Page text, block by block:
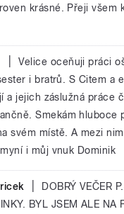
krásné. Přeji všem
Velice oceňuji práci
i bratrů. S Citem a
a jejich záslužná práce
Smekám hluboce
svém místě. A mezi
i můj vnuk Dominik
DOBRÝ VEČER
BYL JSEM ALE NA